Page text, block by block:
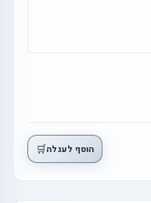
הוסף לעגלה🛒